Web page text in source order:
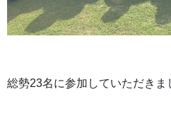
総勢23名に参加していただきま